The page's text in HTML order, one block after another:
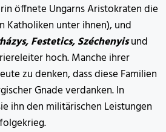
öffnete Ungarns Aristokraten die
Katholiken unter ihnen), und
Festetics, Széchenyisund
hoch. Manche ihrer
zu denken, dass diese Familien
Gnade verdanken. In
ihn den militärischen Leistungen